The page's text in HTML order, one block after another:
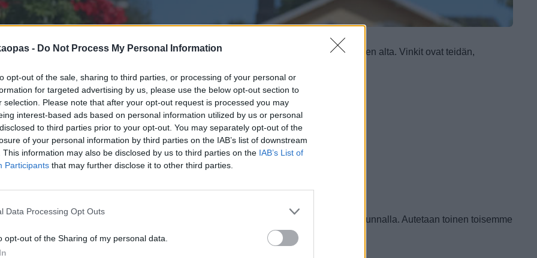
- Do Not Process My Personal Information
opt-out of the sale, sharing to third parties, or processing of your personal or
for targeted advertising by us, please use the below opt-out section to
selection. Please note that after your opt-out request is processed you may
interest-based ads based on personal information utilized by us or personal
to third parties prior to your opt-out. You may separately opt-out of the
of your personal information by third parties on the IAB’s list of downstream
This information may also be disclosed by us to third parties on the IAB’s List of
Participants that may further disclose it to other third parties.
Data Processing Opt Outs
opt-out of the Sharing of my personal data.
osa muun tyyppisistä vinkeistä. Näet kaikki muun tyyppiset vinkit valitsemalla aiheen alta. Vinkit ovat teidän,
Lähetä se palautelomakkeen kautta, joka löytyy sivun lopusta.
tapahtumasta, ajanvietteestä – tai mistä tahansa kokemisen arvoisesta tällä paikkakunnalla. Autetaan toinen toisemme